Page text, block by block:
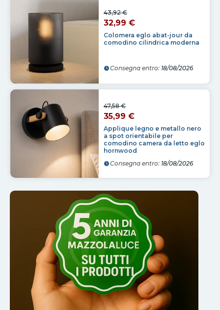
Colomera eglo abat-jour da
comodino cilindrica moderna
43,92 €
32,99 €
Consegna entro: 18/08/2026
Applique legno e metallo nero
a spot orientabile per
comodino camera da letto eglo
hornwood
47,58 €
35,99 €
Consegna entro: 18/08/2026